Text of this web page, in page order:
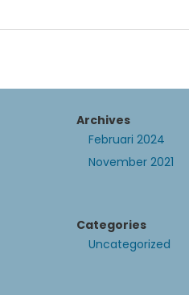
Archives
Februari 2024
November 2021
Categories
Uncategorized